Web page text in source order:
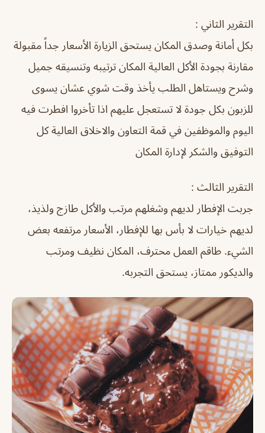
التقرير الثاني :
بكل أمانة وصدق المكان يستحق الزيارة الأسعار جداً مقبولة
مقارنة بجودة الأكل العالية المكان ترتيبه وتنسيقه جميل
وشرح ويستاهل الطلب يأخذ وقت شوي عشان يسوى
للزبون بكل جودة لا تستعجل عليهم اذا تأخروا افطرت فيه
اليوم والموظفين في قمة التعاون والاخلاق العالية كل
التوفيق والشكر لإدارة المكان
التقرير الثالث :
جربت الإفطار لديهم وشغلهم مرتب والأكل طازج ولذيذ،
لديهم خيارات لا بأس بها للإفطار، الأسعار مرتفعه بعض
الشيء. طاقم العمل محترف، المكان نظيف ومرتب
والديكور ممتاز، يستحق التجربه.